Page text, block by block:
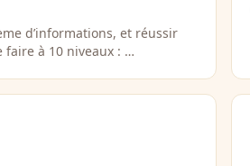
d’informations, et réussir
faire à 10 niveaux : …